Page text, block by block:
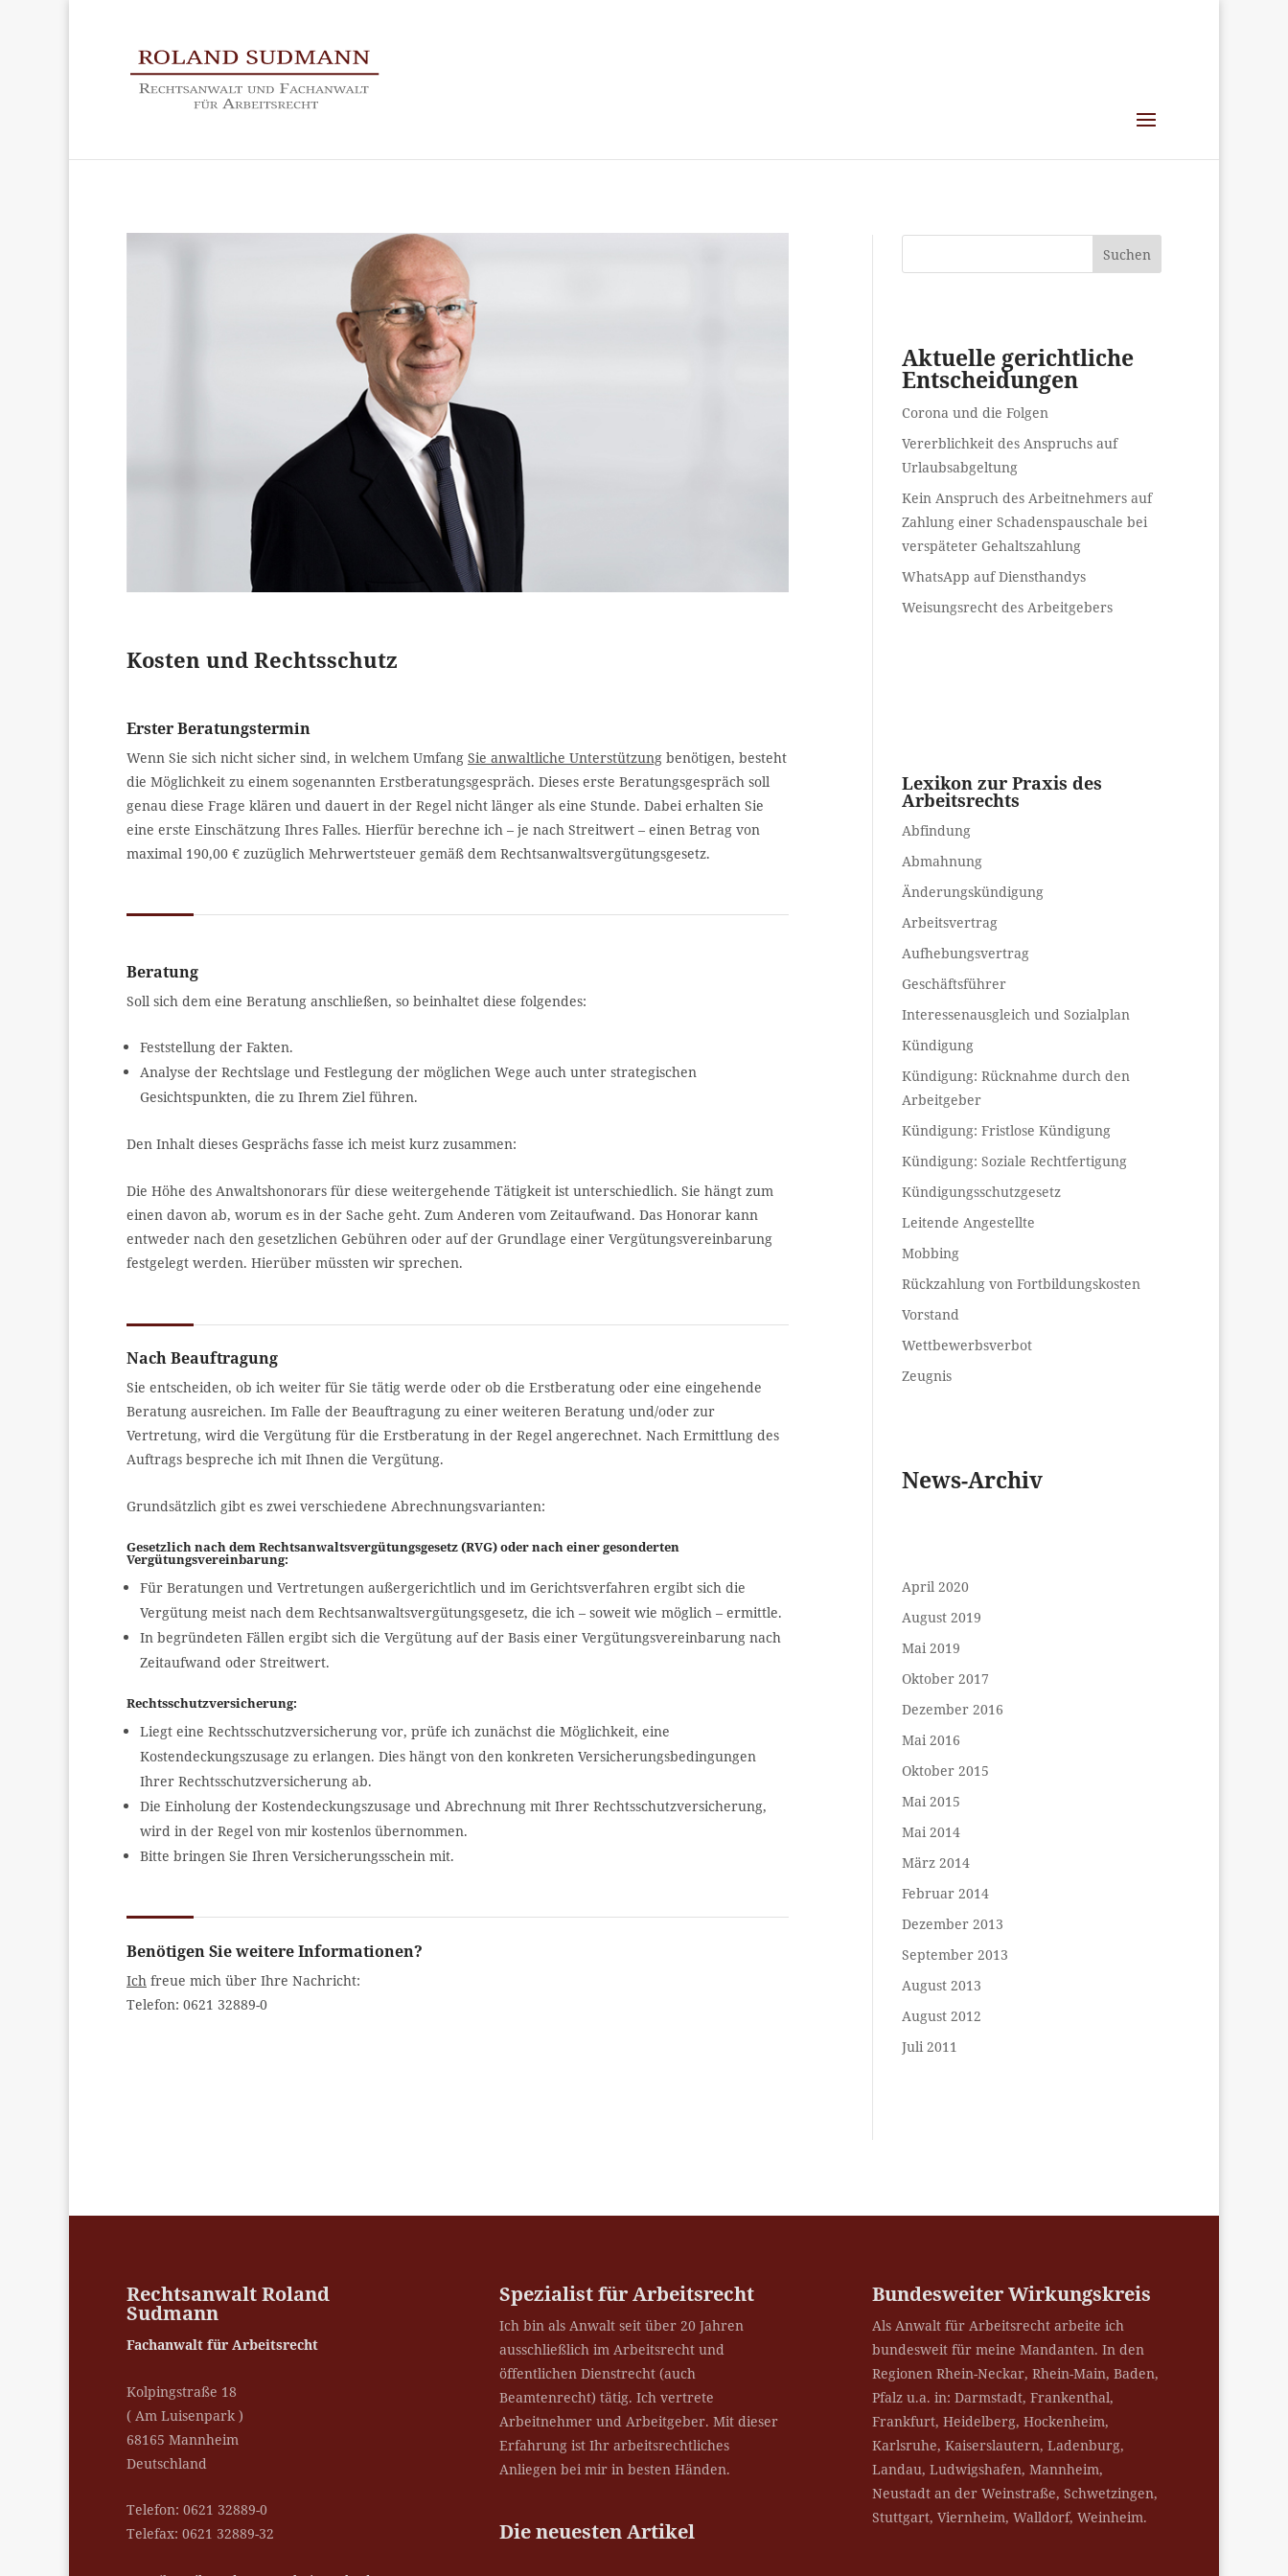
Kosten und Rechtsschutz
Erster Beratungstermin
Wenn Sie sich nicht sicher sind, in welchem Umfang Sie anwaltliche Unterstützung benötigen, besteht
die Möglichkeit zu einem sogenannten Erstberatungsgespräch. Dieses erste Beratungsgespräch soll
genau diese Frage klären und dauert in der Regel nicht länger als eine Stunde. Dabei erhalten Sie
eine erste Einschätzung Ihres Falles. Hierfür berechne ich – je nach Streitwert – einen Betrag von
maximal 190,00 € zuzüglich Mehrwertsteuer gemäß dem Rechtsanwaltsvergütungsgesetz.
Beratung
Soll sich dem eine Beratung anschließen, so beinhaltet diese folgendes:
Feststellung der Fakten.
Analyse der Rechtslage und Festlegung der möglichen Wege auch unter strategischen
Gesichtspunkten, die zu Ihrem Ziel führen.
Den Inhalt dieses Gesprächs fasse ich meist kurz zusammen:
Die Höhe des Anwaltshonorars für diese weitergehende Tätigkeit ist unterschiedlich. Sie hängt zum
einen davon ab, worum es in der Sache geht. Zum Anderen vom Zeitaufwand. Das Honorar kann
entweder nach den gesetzlichen Gebühren oder auf der Grundlage einer Vergütungsvereinbarung
festgelegt werden. Hierüber müssten wir sprechen.
Nach Beauftragung
Sie entscheiden, ob ich weiter für Sie tätig werde oder ob die Erstberatung oder eine eingehende
Beratung ausreichen. Im Falle der Beauftragung zu einer weiteren Beratung und/oder zur
Vertretung, wird die Vergütung für die Erstberatung in der Regel angerechnet. Nach Ermittlung des
Auftrags bespreche ich mit Ihnen die Vergütung.
Grundsätzlich gibt es zwei verschiedene Abrechnungsvarianten:
Gesetzlich nach dem Rechtsanwaltsvergütungsgesetz (RVG) oder nach einer gesonderten
Vergütungsvereinbarung:
Für Beratungen und Vertretungen außergerichtlich und im Gerichtsverfahren ergibt sich die
Vergütung meist nach dem Rechtsanwaltsvergütungsgesetz, die ich – soweit wie möglich – ermittle.
In begründeten Fällen ergibt sich die Vergütung auf der Basis einer Vergütungsvereinbarung nach
Zeitaufwand oder Streitwert.
Rechtsschutzversicherung:
Liegt eine Rechtsschutzversicherung vor, prüfe ich zunächst die Möglichkeit, eine
Kostendeckungszusage zu erlangen. Dies hängt von den konkreten Versicherungsbedingungen
Ihrer Rechtsschutzversicherung ab.
Die Einholung der Kostendeckungszusage und Abrechnung mit Ihrer Rechtsschutzversicherung,
wird in der Regel von mir kostenlos übernommen.
Bitte bringen Sie Ihren Versicherungsschein mit.
Benötigen Sie weitere Informationen?
Ich freue mich über Ihre Nachricht:
Telefon: 0621 32889-0
Suchen
Aktuelle gerichtliche
Entscheidungen
Corona und die Folgen
Vererblichkeit des Anspruchs auf
Urlaubsabgeltung
Kein Anspruch des Arbeitnehmers auf
Zahlung einer Schadenspauschale bei
verspäteter Gehaltszahlung
WhatsApp auf Diensthandys
Weisungsrecht des Arbeitgebers
Lexikon zur Praxis des
Arbeitsrechts
Abfindung
Abmahnung
Änderungskündigung
Arbeitsvertrag
Aufhebungsvertrag
Geschäftsführer
Interessenausgleich und Sozialplan
Kündigung
Kündigung: Rücknahme durch den
Arbeitgeber
Kündigung: Fristlose Kündigung
Kündigung: Soziale Rechtfertigung
Kündigungsschutzgesetz
Leitende Angestellte
Mobbing
Rückzahlung von Fortbildungskosten
Vorstand
Wettbewerbsverbot
Zeugnis
News-Archiv
April 2020
August 2019
Mai 2019
Oktober 2017
Dezember 2016
Mai 2016
Oktober 2015
Mai 2015
Mai 2014
März 2014
Februar 2014
Dezember 2013
September 2013
August 2013
August 2012
Juli 2011
Rechtsanwalt Roland
Sudmann
Fachanwalt für Arbeitsrecht
Kolpingstraße 18
( Am Luisenpark )
68165 Mannheim
Deutschland
Telefon: 0621 32889-0
Telefax: 0621 32889-32
Spezialist für Arbeitsrecht
Ich bin als Anwalt seit über 20 Jahren
ausschließlich im Arbeitsrecht und
öffentlichen Dienstrecht (auch
Beamtenrecht) tätig. Ich vertrete
Arbeitnehmer und Arbeitgeber. Mit dieser
Erfahrung ist Ihr arbeitsrechtliches
Anliegen bei mir in besten Händen.
Die neuesten Artikel
Bundesweiter Wirkungskreis
Als Anwalt für Arbeitsrecht arbeite ich
bundesweit für meine Mandanten. In den
Regionen Rhein-Neckar, Rhein-Main, Baden,
Pfalz u.a. in: Darmstadt, Frankenthal,
Frankfurt, Heidelberg, Hockenheim,
Karlsruhe, Kaiserslautern, Ladenburg,
Landau, Ludwigshafen, Mannheim,
Neustadt an der Weinstraße, Schwetzingen,
Stuttgart, Viernheim, Walldorf, Weinheim.